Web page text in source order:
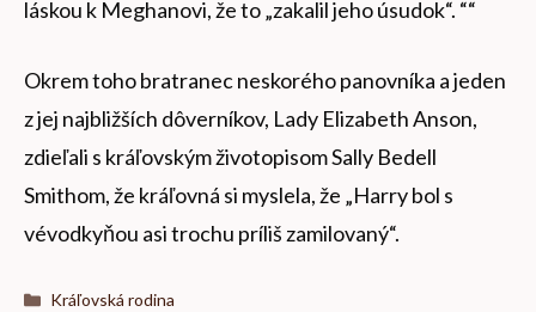
láskou k Meghanovi, že to „zakalil jeho úsudok“. ““
Okrem toho bratranec neskorého panovníka a jeden
z jej najbližších dôverníkov, Lady Elizabeth Anson,
zdieľali s kráľovským životopisom Sally Bedell
Smithom, že kráľovná si myslela, že „Harry bol s
vévodkyňou asi trochu príliš zamilovaný“.
Kategórie
Kráľovská rodina